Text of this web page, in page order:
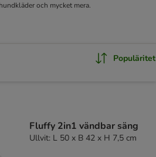
och mycket mera.
Populäritet
Fluffy 2in1 vändbar säng
Ullvit: L 50 x B 42 x H 7,5 cm